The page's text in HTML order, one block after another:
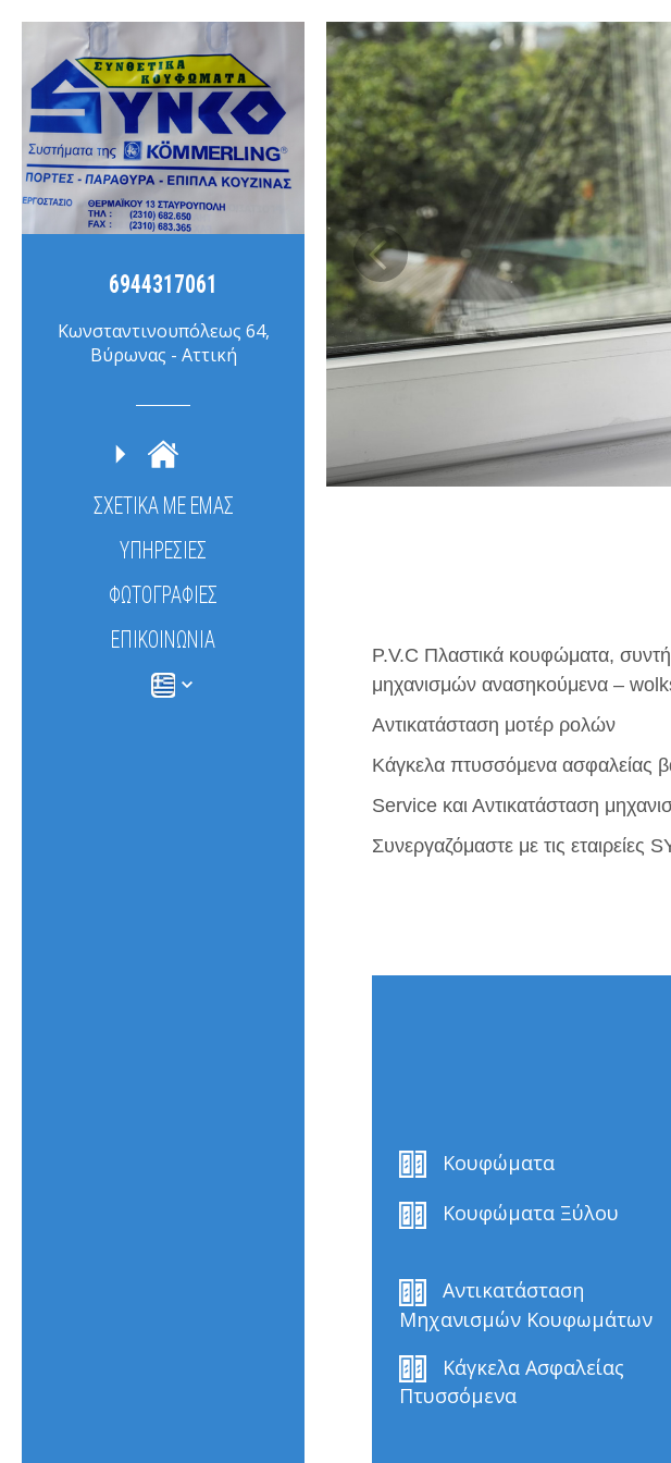
6944317061
Κωνσταντινουπόλεως 64,
Βύρωνας - Αττική
ΣΧΕΤΙΚΆ ΜΕ ΕΜΆΣ
ΥΠΗΡΕΣΊΕΣ
ΦΩΤΟΓΡΑΦΊΕΣ
ΕΠΙΚΟΙΝΩΝΊΑ
P.V.C Πλαστικά κουφώματα,
μηχανισμών ανασηκούμενα –
Αντικατάσταση μοτέρ ρολών
Κάγκελα πτυσσόμενα ασφαλείας
Service και Αντικατάσταση
Συνεργαζόμαστε με τις
Κουφώματα
Κουφώματα Ξύλου
Αντικατάσταση
Μηχανισμών Κουφωμάτων
Κάγκελα Ασφαλείας
Πτυσσόμενα